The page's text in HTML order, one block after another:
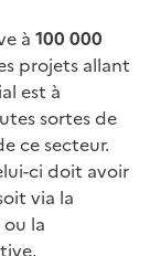
à 100 000
projets allant
est à
sortes de
ce secteur.
ci doit avoir
via la
la